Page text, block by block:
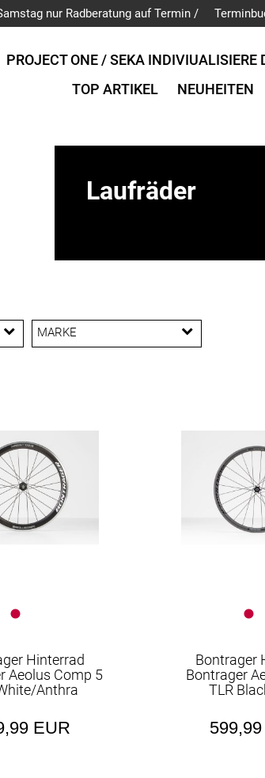
nur Radberatung auf Termin /
PROJECT ONE / SEKA INDIVIUALISIERE
TOP ARTIKEL
NEUHEITEN
Laufräder
MARKE
Hinterrad
Aeolus Comp 5
Anthra
EUR
Bontrager
Bontrager
TLR